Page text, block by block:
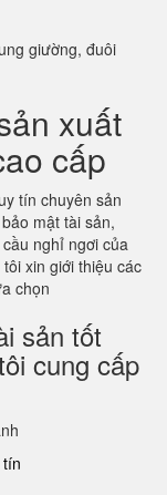
giường, đuôi
xuất
cấp
tín chuyên sản
mật tài sản,
nghỉ ngơi của
xin giới thiệu các
chọn
sản tốt
cung cấp